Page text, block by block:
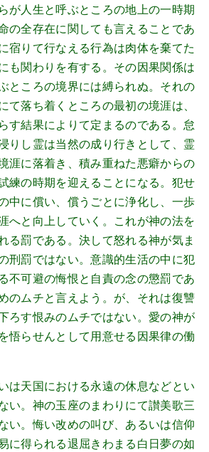
が人生と呼ぶところの地上の一時期
の全存在に関しても言えることであ
宿りて行なえる行為は肉体を棄てた
も関わりを有する。その因果関係は
ところの境界には縛られぬ。それの
て落ち着くところの最初の境涯は、
す結果によりて定まるのである。怠
りし霊は当然の成り行きとして、霊
涯に落着き、積み重ねた悪癖からの
練の時期を迎えることになる。犯せ
中に償い、償うごとに浄化し、一歩
へと向上していく。これが神の法を
る罰である。決して怒れる神が気ま
刑罰ではない。意識的生活の中に犯
不可避の悔恨と自責の念の懲罰であ
のムチと言えよう。が、それは復讐
ろす恨みのムチではない。愛の神が
悟らせんとして用意せる因果律の働
は天国における永遠の休息などとい
い。神の玉座のまわりにて讃美歌三
い。悔い改めの叫び、あるいは信仰
に得られる退屈きわまる白日夢の如